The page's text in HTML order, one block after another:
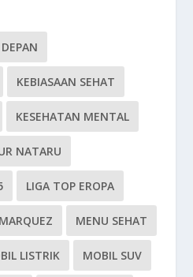
KEBIASAAN SEHAT
KESEHATAN MENTAL
NATARU
LIGA TOP EROPA
MENU SEHAT
LISTRIK MOBIL SUV